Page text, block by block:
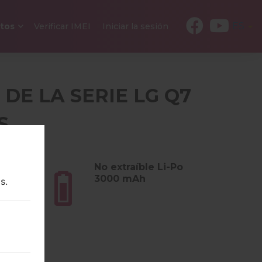
Verificar IMEI Iniciar la sesión
LA SERIE LG Q7
No extraíble Li-Po
3000 mAh